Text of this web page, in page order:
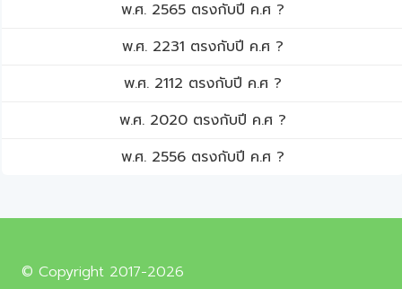
พ.ศ. 2565 ตรงกับปี ค.ศ ?
พ.ศ. 2231 ตรงกับปี ค.ศ ?
พ.ศ. 2112 ตรงกับปี ค.ศ ?
พ.ศ. 2020 ตรงกับปี ค.ศ ?
พ.ศ. 2556 ตรงกับปี ค.ศ ?
© Copyright 2017-2026